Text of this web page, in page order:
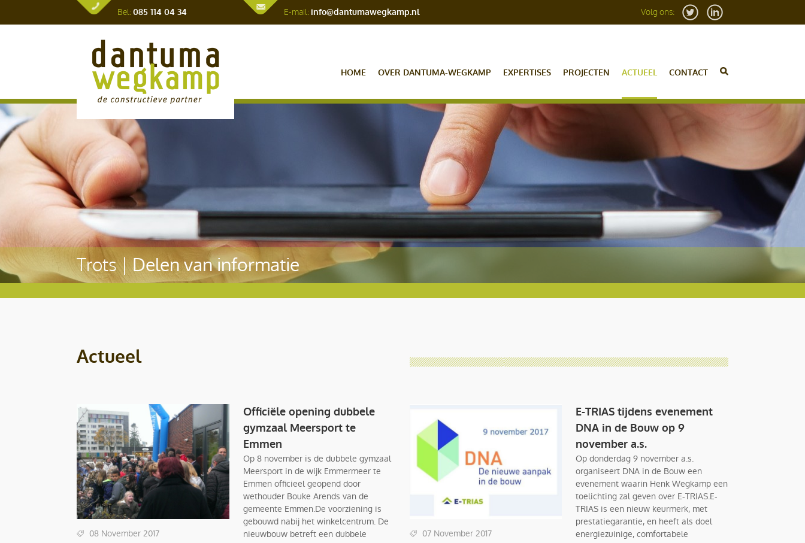
Bel:085 114 04 34 E-mail: info@dantumawegkamp.nl Volg ons:
HOME OVER DANTUMA-WEGKAMP EXPERTISES PROJECTEN ACTUEEL CONTACT
Trots |Delen van informatie
Actueel
08 November 2017
Officiële opening dubbele
gymzaal Meersport te
Emmen
Op 8 november is de dubbele gymzaal
Meersport in de wijk Emmermeer te
Emmen officieel geopend door
wethouder Bouke Arends van de
gemeente Emmen.De voorziening is
gebouwd nabij het winkelcentrum. De
nieuwbouw betreft een dubbele
07 November 2017
E-TRIAS tijdens evenement
DNA in de Bouw op 9
november a.s.
Op donderdag 9 november a.s.
organiseert DNA in de Bouw een
evenement waarin Henk Wegkamp een
toelichting zal geven over E-TRIAS.E-
TRIAS is een nieuw keurmerk, met
prestatiegarantie, en heeft als doel
energiezuinige, comfortabele